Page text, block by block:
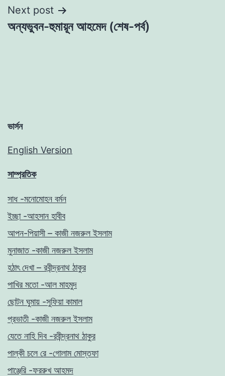
Next post
অন্যভুবন-হুমায়ূন আহমেদ (শেষ-পর্ব)
ভার্সন
English Version
সাম্প্রতিক
সাধ -মনোমোহন বর্মন
ইচ্ছা -আহসান হাবীব
আপন-পিয়াসী – কাজী নজরুল ইসলাম
মুনাজাত -কাজী নজরুল ইসলাম
হঠাৎ দেখা – রবীন্দ্রনাথ ঠাকুর
পাখির মতো -আল মাহমুদ
ছোটন ঘুমায় -সুফিয়া কামাল
প্রভাতী -কাজী নজরুল ইসলাম
যেতে নাহি দিব -রবীন্দ্রনাথ ঠাকুর
পাল্কী চলে রে -গোলাম মোস্তফা
পাঞ্জেরি -ফররুখ আহমদ